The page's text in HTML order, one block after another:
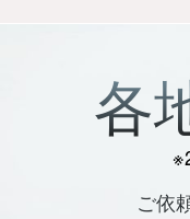
各
ご依